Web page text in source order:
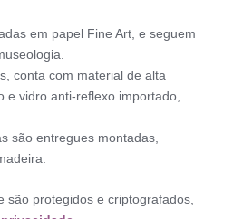
em papel Fine Art, e seguem
conta com material de alta
e vidro anti-reflexo importado,
são entregues montadas,
são protegidos e criptografados,